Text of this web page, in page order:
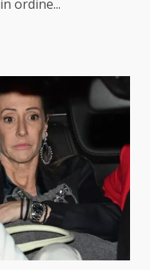
ordine...